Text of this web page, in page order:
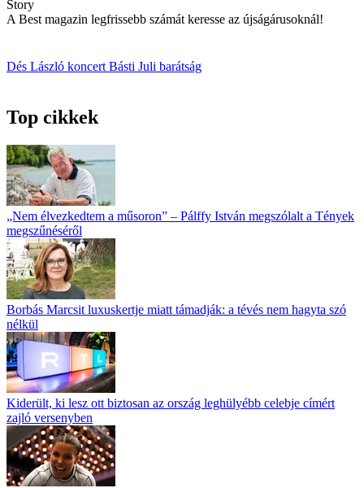
Story
A Best magazin legfrissebb számát keresse az újságárusoknál!
Dés László koncert Básti Juli barátság
Top cikkek
„Nem élvezkedtem a műsoron” – Pálffy István megszólalt a Tények
megszűnéséről
Borbás Marcsit luxuskertje miatt támadják: a tévés nem hagyta szó
nélkül
Kiderült, ki lesz ott biztosan az ország leghülyébb celebje címért
zajló versenyben